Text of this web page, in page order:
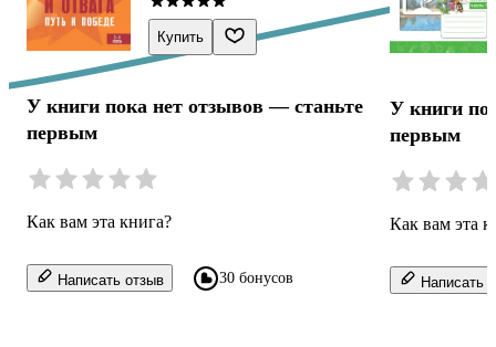
Купить
У книги пока нет отзывов — станьте
первым
Как вам эта книга?
Написать отзыв 30 бонусов
У книги
первым
Как вам эта
Написать